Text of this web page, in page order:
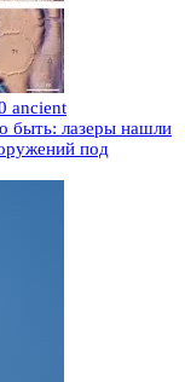
ancient
быть: лазеры нашли
под